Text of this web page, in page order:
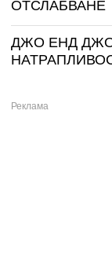
ОТСЛАБВАНЕ
ДЖО ЕНД ДЖО